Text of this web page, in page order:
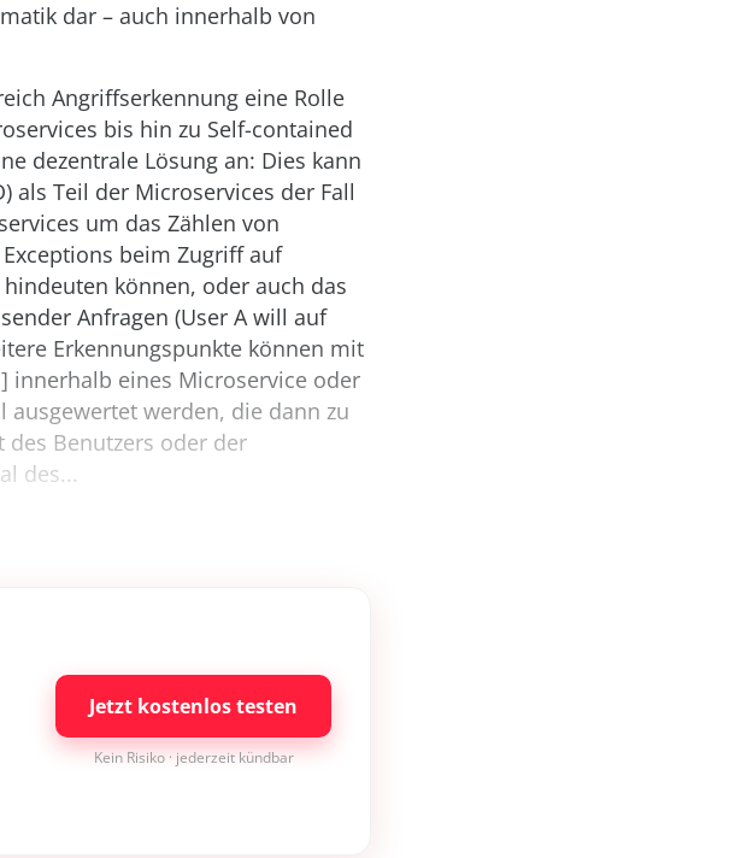
dar – auch innerhalb von
Angriffserkennung eine Rolle
bis hin zu Self-contained
dezentrale Lösung an: Dies kann
als Teil der Microservices der Fall
um das Zählen von
beim Zugriff auf
können, oder auch das
Anfragen (User A will auf
Erkennungspunkte können mit
innerhalb eines Microservice oder
werden, die dann zu
des Benutzers oder der
des...
Jetzt kostenlos testen
Kein Risiko · jederzeit kündbar